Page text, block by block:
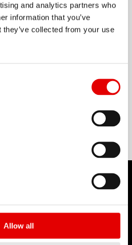
and analytics partners who
information that you’ve
collected from your use
Allow all
stopowi i obróbce
wytrzymała felga semi-
mogą zamontować na